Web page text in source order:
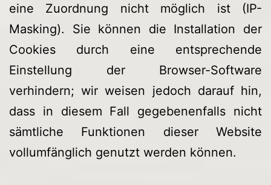
eine Zuordnung nicht möglich ist (IP-
Masking). Sie können die Installation der
Cookies durch eine entsprechende
Einstellung der Browser-Software
verhindern; wir weisen jedoch darauf hin,
dass in diesem Fall gegebenenfalls nicht
sämtliche Funktionen dieser Website
vollumfänglich genutzt werden können.